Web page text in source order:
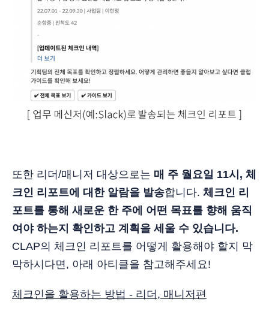
또한 리더/매니저 대상으로는 매 주 월요일 11시, 체
크인 리포트에 대한 알람을 발송합니다. 체크인 리
포트를 통해 새로운 한 주에 어떤 목표를 향해 움직
여야 하는지 확인하고 계획을 세울 수 있습니다.
CLAP의 체크인 리포트를 어떻게 활용해야 할지 막
막하시다면, 아래 아티클을 참고해주세요!
체크인을 활용하는 방법 - 리더, 매니저편